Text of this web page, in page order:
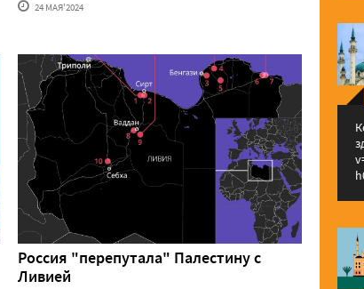
24 МАЯ'2024
Россия "перепутала" Палестину с
Ливией